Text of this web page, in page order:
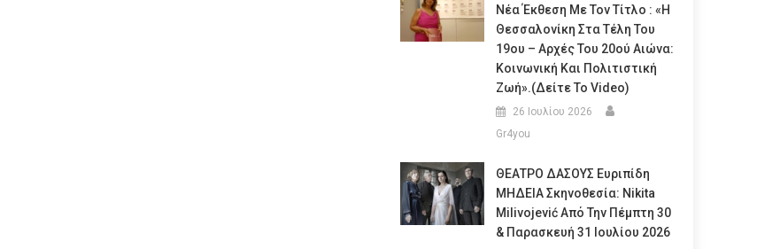
Νέα Έκθεση Με Τον Τίτλο : «Η
Θεσσαλονίκη Στα Τέλη Του
19ου – Αρχές Του 20ού Αιώνα:
Κοινωνική Και Πολιτιστική
Ζωή».(Δείτε Το Video)
26 Ιουλίου 2026
Gr4you
ΘΕΑΤΡΟ ΔΑΣΟΥΣ Ευριπίδη
ΜΗΔΕΙΑ Σκηνοθεσία: Nikita
Milivojević Από Την Πέμπτη 30
& Παρασκευή 31 Ιουλίου 2026